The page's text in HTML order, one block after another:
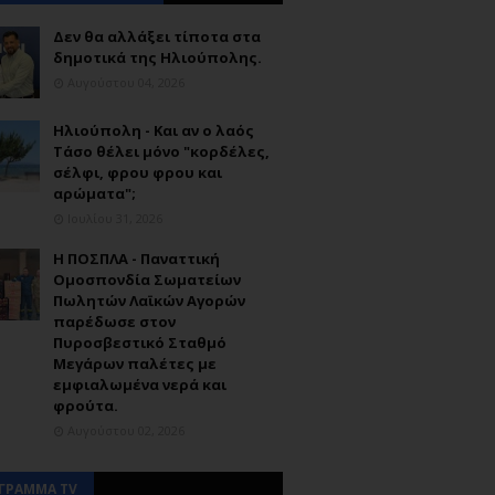
Δεν θα αλλάξει τίποτα στα
δημοτικά της Ηλιούπολης.
Ηλιούπολη - Και αν ο λαός
Τάσο θέλει μόνο "κορδέλες,
σέλφι, φρου φρου και
αρώματα";
Η ΠΟΣΠΛΑ - Παναττική
Ομοσπονδία Σωματείων
Πωλητών Λαϊκών Αγορών
παρέδωσε στον
Πυροσβεστικό Σταθμό
Μεγάρων παλέτες με
εμφιαλωμένα νερά και
φρούτα.
TV